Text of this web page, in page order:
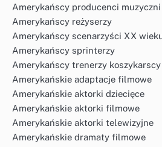
Amerykańscy producenci muzyczni
Amerykańscy reżyserzy
Amerykańscy scenarzyści XX
Amerykańscy sprinterzy
Amerykańscy trenerzy koszykarscy
Amerykańskie adaptacje filmowe
Amerykańskie aktorki dziecięce
Amerykańskie aktorki filmowe
Amerykańskie aktorki telewizyjne
Amerykańskie dramaty filmowe